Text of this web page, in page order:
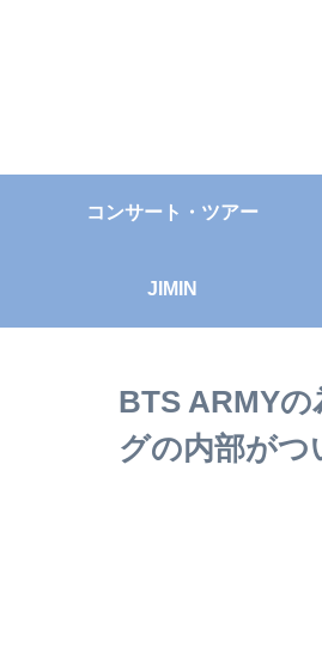
コンサート・ツアー
JIMIN
BTS ARMY
グの内部がつ